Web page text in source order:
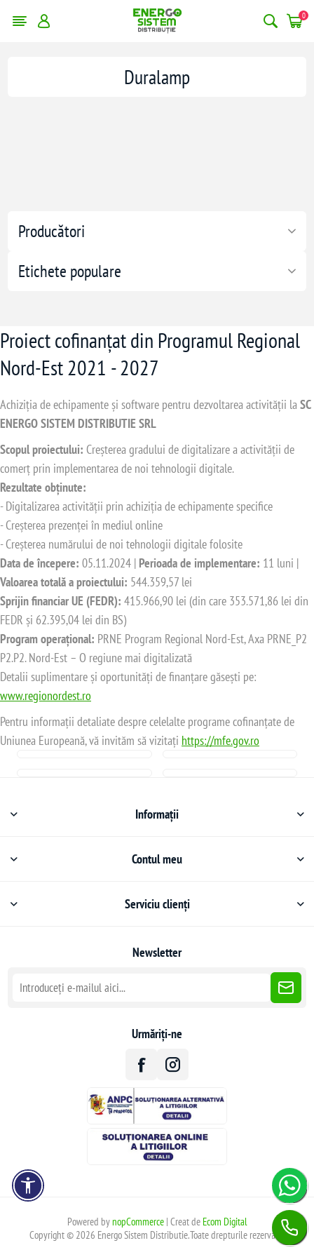
0
Producători
Etichete populare
Duralamp
Proiect cofinanțat din Programul Regional
Nord-Est 2021 - 2027
Achiziția de echipamente și software pentru dezvoltarea activității laSC
ENERGO SISTEM DISTRIBUTIE SRL
Scopul proiectului: Creșterea gradului de digitalizare a activității de
comerț prin implementarea de noi tehnologii digitale.
Rezultate obținute:
- Digitalizarea activității prin achiziția de echipamente specifice
- Creșterea prezenței în mediul online
- Creșterea numărului de noi tehnologii digitale folosite
Data de începere: 05.11.2024 | Perioada de implementare: 11 luni |
Valoarea totală a proiectului: 544.359,57 lei
Sprijin financiar UE (FEDR): 415.966,90 lei (din care 353.571,86 lei din
FEDR și 62.395,04 lei din BS)
Program operațional: PRNE Program Regional Nord-Est, Axa PRNE_P2
P2.P2. Nord-Est – O regiune mai digitalizată
Detalii suplimentare și oportunități de finanțare găsești pe:
www.regionordest.ro
Pentru informații detaliate despre celelalte programe cofinanțate de
Uniunea Europeană, vă invităm să vizitați https://mfe.gov.ro
Informații
Contul meu
Serviciu clienți
Newsletter
Urmăriți-ne
Powered bynopCommerce| Creat de Ecom Digital
Copyright © 2026 Energo Sistem Distributie.Toate drepturile rezervate.